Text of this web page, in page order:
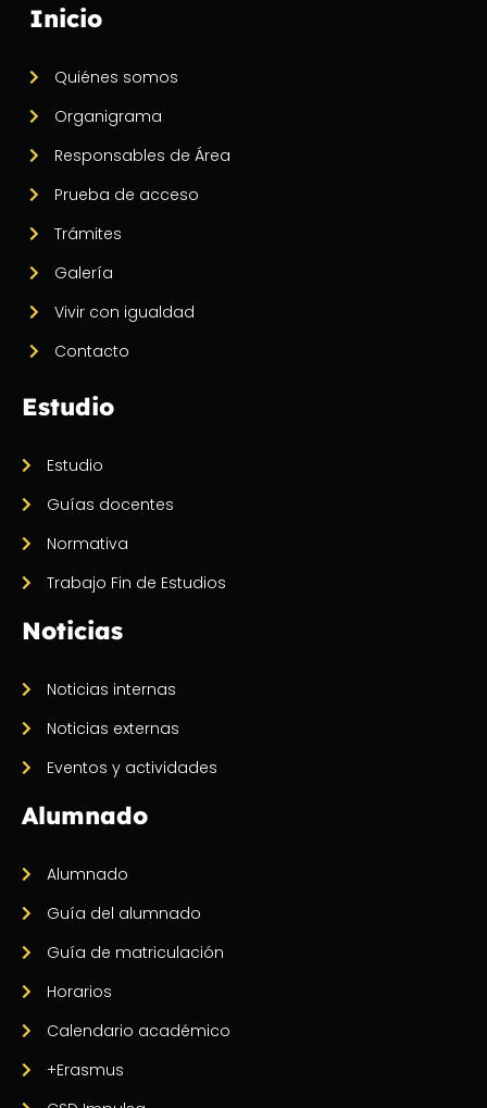
Inicio
Quiénes somos
Organigrama
Responsables de Área
Prueba de acceso
Trámites
Galería
Vivir con igualdad
Contacto
Estudio
Estudio
Guías docentes
Normativa
Trabajo Fin de Estudios
Noticias
Noticias internas
Noticias externas
Eventos y actividades
Alumnado
Alumnado
Guía del alumnado
Guía de matriculación
Horarios
Calendario académico
+Erasmus